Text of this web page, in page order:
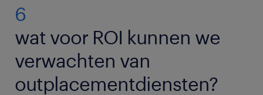
6
wat voor ROI kunnen we
verwachten van
outplacementdiensten?